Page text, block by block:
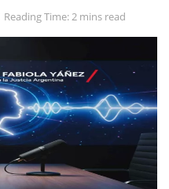
Reading Time: 2 mins read